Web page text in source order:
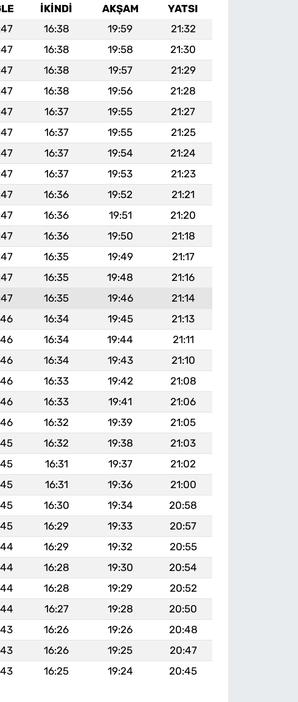
İKINDI AKŞAM
YATSI
16:38 19:59
21:32
16:38 19:58
21:30
16:38 19:57
21:29
16:38 19:56
21:28
16:37 19:55
21:27
16:37 19:55
21:25
16:37 19:54
21:24
16:37 19:53
21:23
16:36 19:52
21:21
16:36 19:51
21:20
16:36 19:50
21:18
16:35 19:49
21:17
16:35 19:48
21:16
16:35 19:46
21:14
16:34 19:45
21:13
16:34 19:44
21:11
16:34 19:43
21:10
16:33 19:42
21:08
16:33 19:41
21:06
16:32 19:39
21:05
16:32 19:38
21:03
16:31 19:37
21:02
16:31 19:36
21:00
16:30 19:34
20:58
16:29 19:33
20:57
16:29 19:32
20:55
16:28 19:30
20:54
16:28 19:29
20:52
16:27 19:28
20:50
16:26 19:26
20:48
16:26 19:25
20:47
16:25 19:24 20:45